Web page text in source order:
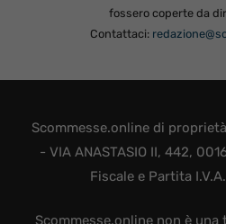
fossero coperte da
Contattaci:
Scommesse.online di proprietà
- VIA ANASTASIO II, 442,
Fiscale e Partita
Scommesse.online non è